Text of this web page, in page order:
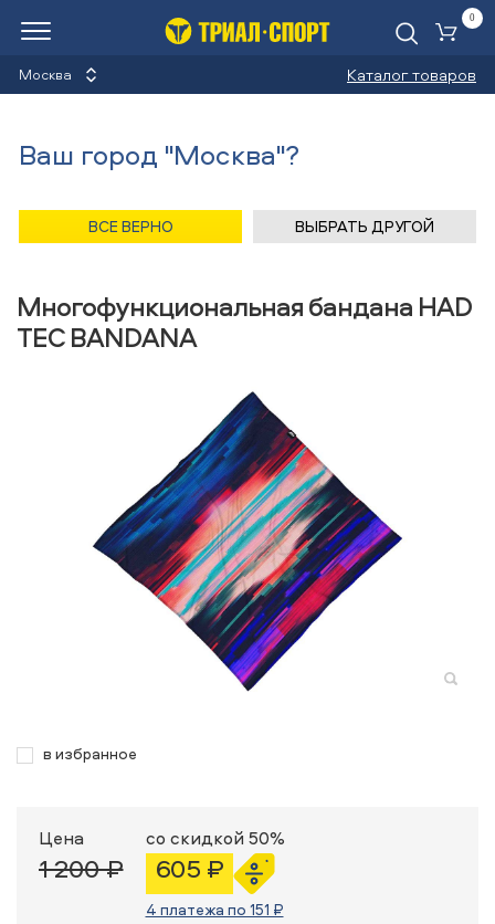
Москва Каталог товаров
0
банданы
Назад/Главная/Каталог/Велосипеды/Аксессуары/
Многофункциональные банданы
Многофункциональная бандана HAD
TEC BANDANA
в избранное
Цена
1 200 ₽
со скидкой 50%
605 ₽
4 платежа по 151 ₽
Ваш город "Москва"?
ВСЕ ВЕРНО ВЫБРАТЬ ДРУГОЙ